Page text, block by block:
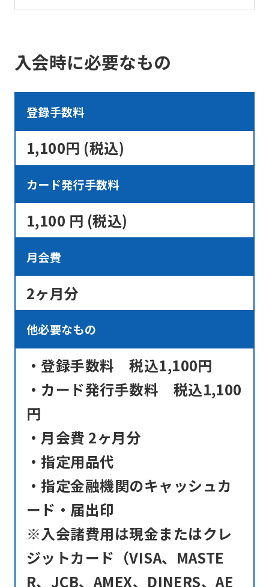
入会時に必要なもの
登録手数料
1,100円 (税込)
カード発行手数料
1,100 円 (税込)
月会費
2ヶ月分
他必要なもの
・登録手数料 税込1,100円
・カード発行手数料 税込1,100
円
・月会費 2ヶ月分
・指定用品代
・指定金融機関のキャッシュカ
ード・届出印
※入会諸費用は現金またはクレ
ジットカード（VISA、MASTE
R、JCB、AMEX、DINERS、AE
translated
it
accurate
The
may
from
We
ask
that
fully
before
the